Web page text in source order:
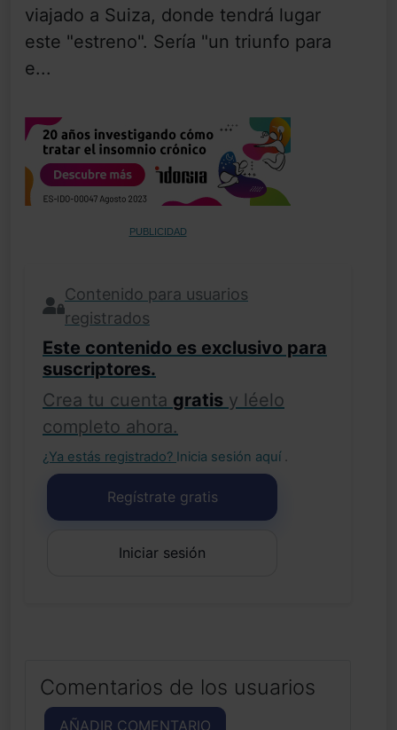
viajado a Suiza, donde tendrá lugar
este "estreno". Sería "un triunfo para
e...
PUBLICIDAD
Contenido para usuarios
registrados
Este contenido es exclusivo para
suscriptores.
Crea tu cuenta gratis y léelo
completo ahora.
¿Ya estás registrado? Inicia sesión aquí
Regístrate gratis
Iniciar sesión
Comentarios de los usuarios
AÑADIR COMENTARIO